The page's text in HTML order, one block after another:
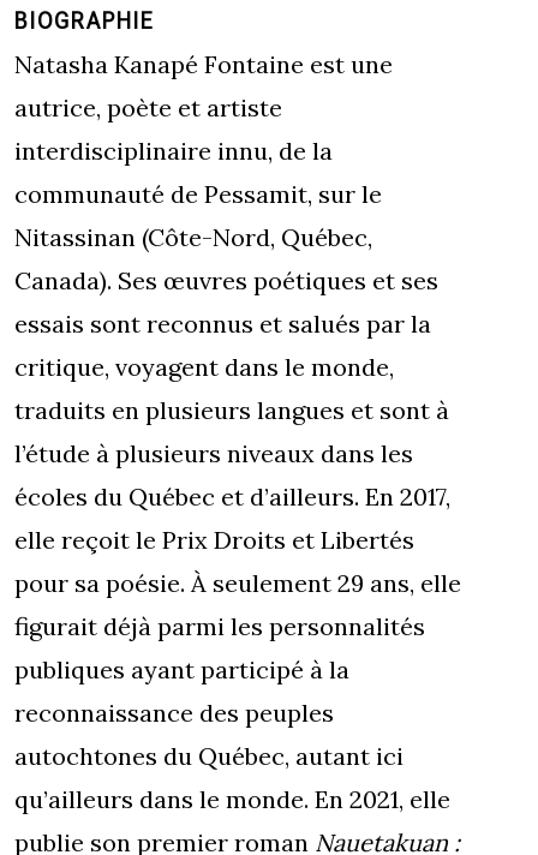
BIOGRAPHIE
Natasha Kanapé Fontaine est une
autrice, poète et artiste
interdisciplinaire innu, de la
communauté de Pessamit, sur le
Nitassinan (Côte-Nord, Québec,
Canada). Ses œuvres poétiques et ses
essais sont reconnus et salués par la
critique, voyagent dans le monde,
traduits en plusieurs langues et sont à
l’étude à plusieurs niveaux dans les
écoles du Québec et d’ailleurs. En 2017,
elle reçoit le Prix Droits et Libertés
pour sa poésie. À seulement 29 ans, elle
figurait déjà parmi les personnalités
publiques ayant participé à la
reconnaissance des peuples
autochtones du Québec, autant ici
qu’ailleurs dans le monde. En 2021, elle
publie son premier roman Nauetakuan :